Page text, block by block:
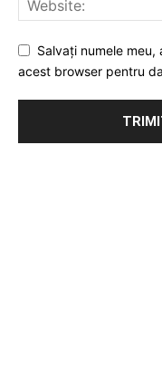
Salvați numele
acest browser pentru